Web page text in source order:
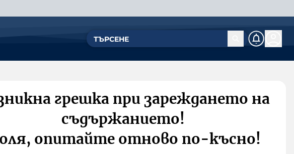
грешка при зареждането на
съдържанието!
опитайте отново по-късно!